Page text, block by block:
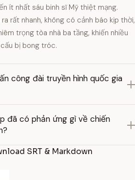
ít nhất sáu binh sĩ Mỹ thiệt mạng.
rất nhanh, không có cảnh báo kịp thời,
trọng tòa nhà ba tầng, khiến nhiều
bị bong tróc.
công đài truyền hình quốc gia
đã có phản ứng gì về chiến
SRT & Markdown